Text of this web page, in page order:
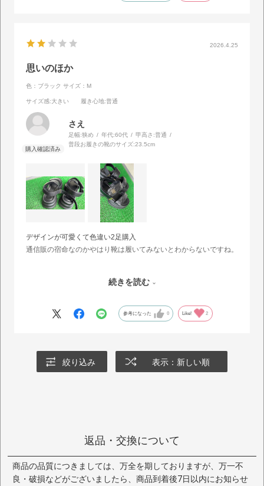
2026.4.25
思いのほか
色：ブラック サイズ：M
サイズ感:大きい 履き心地:普通
さえ
足幅:狭め 年代:60代 甲高さ:普通
普段お履きの靴のサイズ:23.5cm
デザインが可愛くて色違い2足購入
通信販の宿命なのかやはり靴は履いてみないとわからないですね。
②歩いてみて重さを感じました
緩いのはベルトで調整できると思っていましたが、私の場合踵ベル
トMAXまで絞めてもまだ安定感がなくベルトでの調整には限界が
なると選ばないかもしれないと思います。
続きを読む
参考になった 0 Like! 2
絞り込み 表示：新しい順
返品・交換について
商品の品質につきましては、万全を期しておりますが、万一不
良・破損などがございましたら、商品到着後7日以内にお知らせ